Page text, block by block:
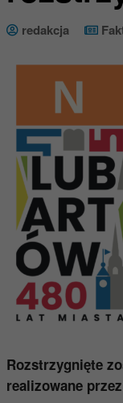
redakcja
Rozstrzygnięte
realizowane